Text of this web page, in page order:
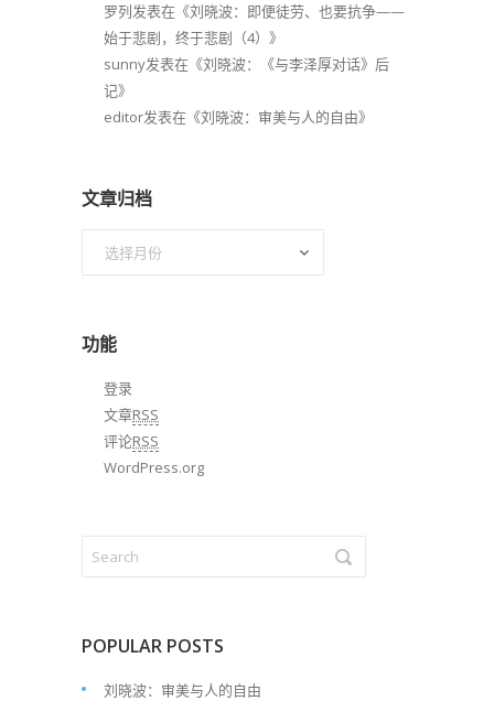
罗列发表在《刘晓波：即便徒劳、也要抗争——
始于悲剧，终于悲剧（4） 》
sunny发表在《刘晓波：《与李泽厚对话》后
记》
editor发表在《刘晓波：审美与人的自由》
文章归档
功能
登录
文章RSS
评论RSS
WordPress.org
POPULAR POSTS
刘晓波：审美与人的自由